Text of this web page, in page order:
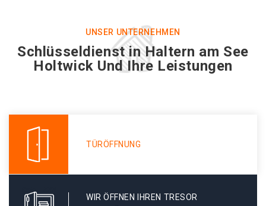
UNSER UNTERNEHMEN
Schlüsseldienst in Haltern am See
Holtwick Und Ihre Leistungen
TÜRÖFFNUNG
WIR ÖFFNEN IHREN TRESOR